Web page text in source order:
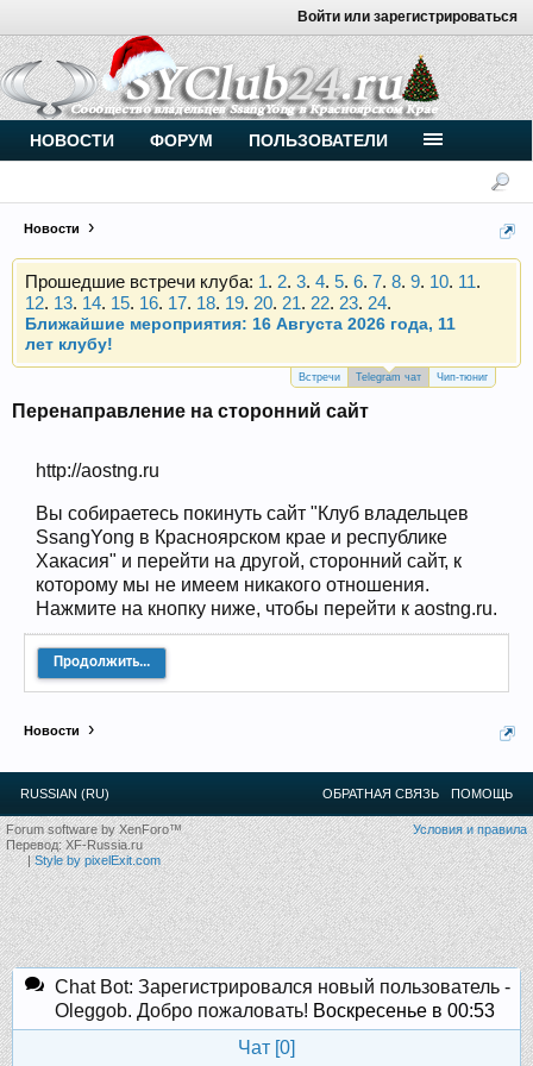
Войти или зарегистрироваться
Новости
Внимание, новые участники нашего клуба!
Основное общение происходит вTelegram-чате.
Присоединяйтесь.
Чип-тюнинг (прошивка) дизелей от
Vahmurka
12.13.14.15.16.17.18.19.20.21.22.23.24.
Ближайшие мероприятия: 16 Августа 2026 года, 11
лет клубу!
Внимание, новые участники нашего клуба!
Основное общение происходит вTelegram-чате.
Чип-тюнинг (прошивка) дизелей от
Прошедшие встречи клуба:1.2 .3.4 .5 .6.7.8.9.10
12.13.14.15.16.17.18 .19.20.21 22.23.24.
Ближайшие мероприятия: 16 Августа 2026 года, 11
лет клубу!
Встречи Telegram чат Чип-тюниг
Перенаправление на сторонний сайт
http://aostng.ru
Вы собираетесь покинуть сайт "Клуб владельцев
SsangYong в Красноярском крае и республике
Хакасия" и перейти на другой, сторонний сайт, к
которому мы не имеем никакого отношения.
Нажмите на кнопку ниже, чтобы перейти к aostng.ru.
Продолжить...
Новости
НОВОСТИ ФОРУМ ПОЛЬЗОВАТЕЛИ
RUSSIAN (RU) ОБРАТНАЯ СВЯЗЬ ПОМОЩЬ
Условия и правила
Forum software by XenForo™
Перевод:XF-Russia.ru
|Style by pixelExit.com
Chat Bot: Зарегистрировался новый пользователь -
Oleggob. Добро пожаловать! Воскресенье в 00:53
Чат [0]